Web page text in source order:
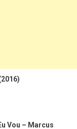
Vou – Marcus